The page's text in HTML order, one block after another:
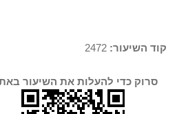
קוד השיעור:
סרוק כדי להעלות את השיעור